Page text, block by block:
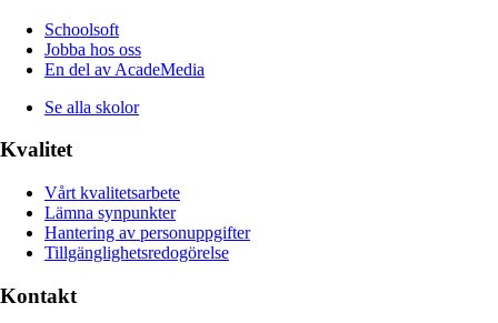
Schoolsoft
Jobba hos oss
En del av AcadeMedia
Se alla skolor
Kvalitet
Vårt kvalitetsarbete
Lämna synpunkter
Hantering av personuppgifter
Tillgänglighetsredogörelse
Kontakt